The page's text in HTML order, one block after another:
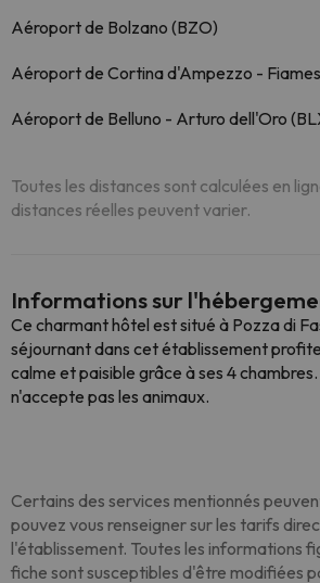
Aéroport de Bolzano (BZO)
Aéroport de Cortina d'Ampezzo -
Aéroport de Belluno - Arturo dell'Oro
Toutes les distances sont calculées en
distances réelles peuvent varier.
Informations sur
Ce charmant hôtel est situé à Pozza di
séjournant dans cet établissement
calme et paisible grâce à ses 4
n'accepte pas les animaux.
Certains des services mentionnés
pouvez vous renseigner sur les tarifs
l'établissement. Toutes les informations
fiche sont susceptibles d'être modifiées